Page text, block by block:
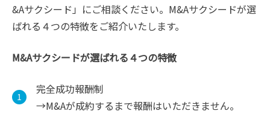
&Aサクシード」にご相談ください。M&Aサクシードが選
ばれる４つの特徴をご紹介いたします。
M&Aサクシードが選ばれる４つの特徴
完全成功報酬制
→M&Aが成約するまで報酬はいただきません。